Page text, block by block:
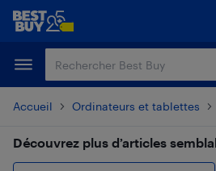
Passer
principal
Passer
Accueil Ordinateurs et tablettes
Découvrez plus d’articles